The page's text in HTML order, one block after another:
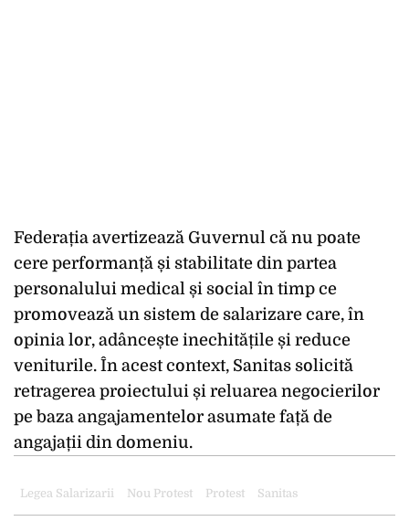
Federația avertizează Guvernul că nu poate
cere performanță și stabilitate din partea
personalului medical și social în timp ce
promovează un sistem de salarizare care, în
opinia lor, adâncește inechitățile și reduce
veniturile. În acest context, Sanitas solicită
retragerea proiectului și reluarea negocierilor
pe baza angajamentelor asumate față de
angajații din domeniu.
Legea Salarizarii Nou Protest Protest Sanitas